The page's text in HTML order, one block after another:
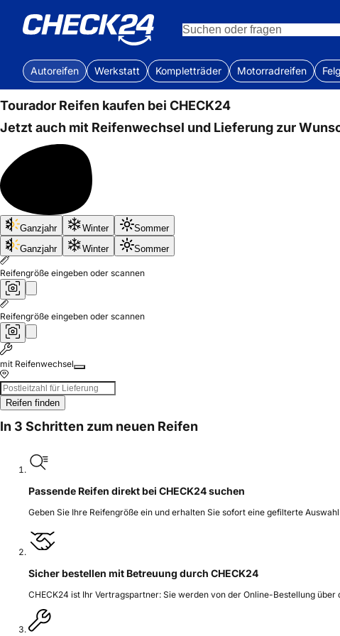
Autoreifen Werkstatt Kompletträder Motorradreifen
Tourador Reifen kaufen bei CHECK24
Jetzt auch mit Reifenwechsel und Lieferung zur
Bis
50%
sparen
Ganzjahr Winter
Sommer
Ganzjahr
Winter Sommer
Reifengröße eingeben oder scannen
Reifengröße eingeben oder scannen
mit Reifenwechsel
Reifen finden
In 3 Schritten zum neuen Reifen
Passende Reifen direkt bei CHECK24 suchen
Geben Sie Ihre Reifengröße ein und erhalten Sie sofort eine gefilterte
Sicher bestellen mit Betreuung durch CHECK24
CHECK24 ist Ihr Vertragspartner: Sie werden von der Online-Bestellung